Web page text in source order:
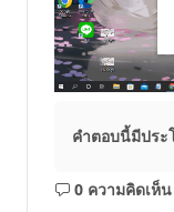
คำตอบนี้มีประ
0 ความคิดเห็น
ไม่มี